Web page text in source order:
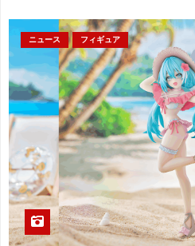
ニュース フィギュア